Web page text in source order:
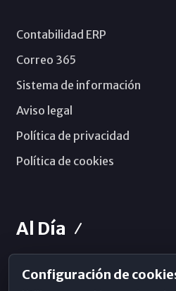
Contabilidad ERP
Correo 365
Sistema de información
Aviso legal
Política de privacidad
Política de cookies
Al Día
Horarios de Misa
Configuración de